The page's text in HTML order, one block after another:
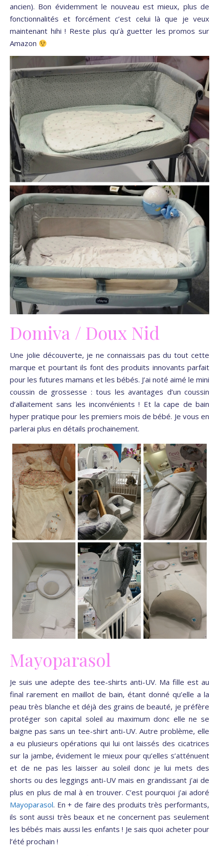
ancien). Bon évidemment le nouveau est mieux, plus de
fonctionnalités et forcément c’est celui là que je veux
maintenant hihi ! Reste plus qu’à guetter les promos sur
Amazon
Domiva / Doux Nid
Une jolie découverte, je ne connaissais pas du tout cette
marque et pourtant ils font des produits innovants parfait
pour les futures mamans et les bébés. J’ai noté aimé le mini
coussin de grossesse : tous les avantages d’un coussin
d’allaitement sans les inconvénients ! Et la cape de bain
hyper pratique pour les premiers mois de bébé. Je vous en
parlerai plus en détails prochainement.
Mayoparasol
Je suis une adepte des tee-shirts anti-UV. Ma fille est au
final rarement en maillot de bain, étant donné qu’elle a la
peau très blanche et déjà des grains de beauté, je préfère
protéger son capital soleil au maximum donc elle ne se
baigne pas sans un tee-shirt anti-UV. Autre problème, elle
a eu plusieurs opérations qui lui ont laissés des cicatrices
sur la jambe, évidement le mieux pour qu’elles s’atténuent
et de ne pas les laisser au soleil donc je lui mets des
shorts ou des leggings anti-UV mais en grandissant j’ai de
plus en plus de mal à en trouver. C’est pourquoi j’ai adoré
Mayoparasol. En + de faire des produits très performants,
ils sont aussi très beaux et ne concernent pas seulement
les bébés mais aussi les enfants ! Je sais quoi acheter pour
l’été prochain !